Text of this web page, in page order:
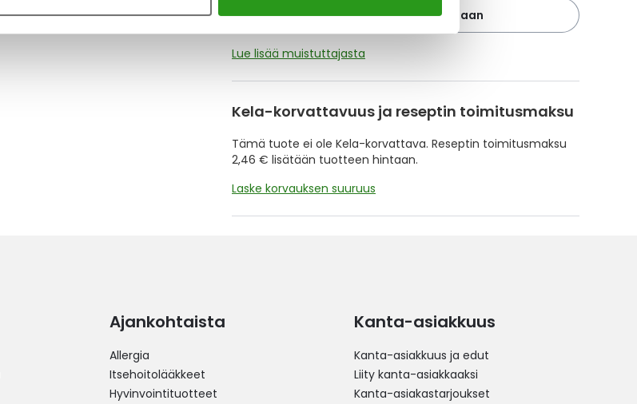
Lisää tuote muistuttajaan
Lue lisää muistuttajasta
Kela-korvattavuus ja reseptin toimitusmaksu
Tämä tuote ei ole Kela-korvattava. Reseptin toimitusmaksu
2,46 € lisätään tuotteen hintaan.
Laske korvauksen suuruus
Ajankohtaista
Allergia
Itsehoitolääkkeet
Hyvinvointituotteet
Kanta-asiakkuus
Kanta-asiakkuus ja edut
Liity kanta-asiakkaaksi
Kanta-asiakastarjoukset